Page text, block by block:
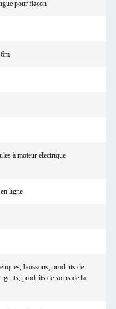
pour flacon
à moteur électrique
ligne
boissons, produits de
produits de soins de la